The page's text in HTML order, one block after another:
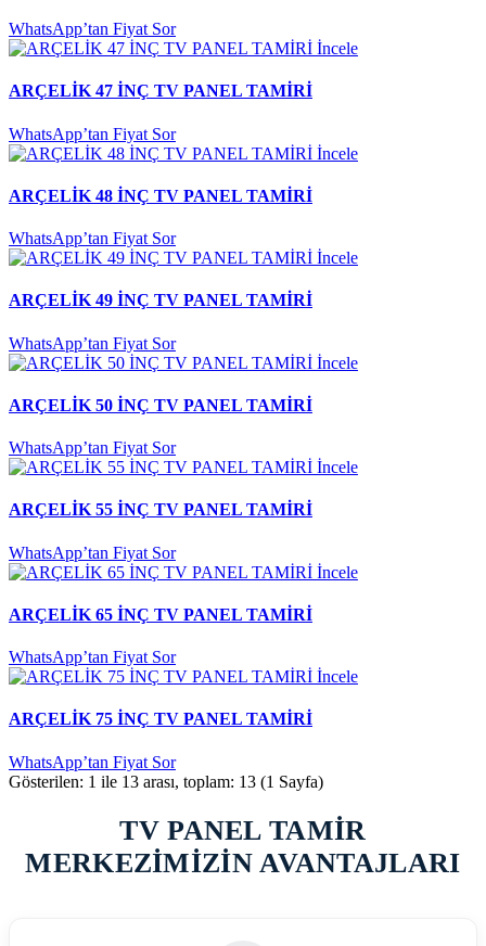
WhatsApp’tan Fiyat Sor
İncele
ARÇELİK 47 İNÇ TV PANEL TAMİRİ
WhatsApp’tan Fiyat Sor
İncele
ARÇELİK 48 İNÇ TV PANEL TAMİRİ
WhatsApp’tan Fiyat Sor
İncele
ARÇELİK 49 İNÇ TV PANEL TAMİRİ
WhatsApp’tan Fiyat Sor
İncele
ARÇELİK 50 İNÇ TV PANEL TAMİRİ
WhatsApp’tan Fiyat Sor
İncele
ARÇELİK 55 İNÇ TV PANEL TAMİRİ
WhatsApp’tan Fiyat Sor
İncele
ARÇELİK 65 İNÇ TV PANEL TAMİRİ
WhatsApp’tan Fiyat Sor
İncele
ARÇELİK 75 İNÇ TV PANEL TAMİRİ
WhatsApp’tan Fiyat Sor
Gösterilen: 1 ile 13 arası, toplam: 13 (1 Sayfa)
TV PANEL TAMİR
MERKEZİMİZİN AVANTAJLARI